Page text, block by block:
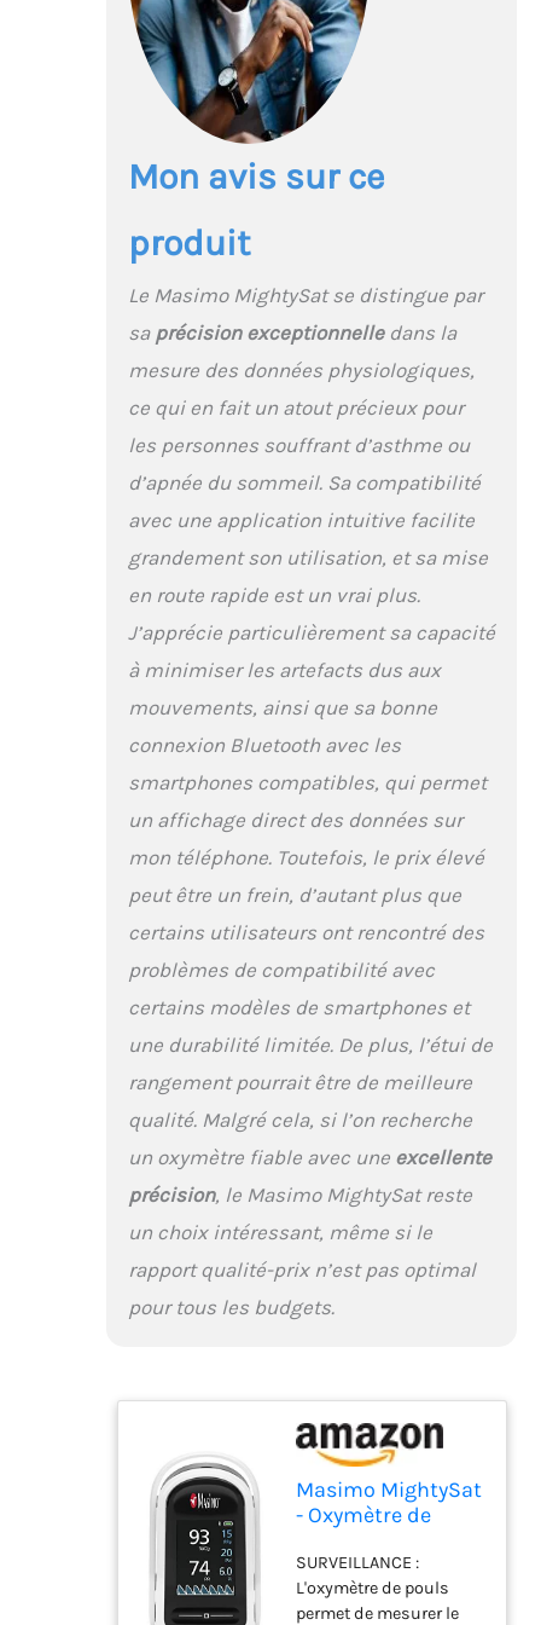
votre état de santé
FONCTION : en
absorbant la lumière
sur votre doigt, il
mesure vos principales
en les envoyant via
TECHNOLOGIE :
technologie de qualité
SET), qui permet de
mesurer avec précision
le sang et le pouls,
même en mouvement
l'oxymètre de pouls du
bout du doigt
MightySat vous permet
de mesurer vos valeurs
physiologiques à tout
moment de la journée
pratique
Mon avis sur ce
produit
Le Masimo MightySat se distingue par
sa précision exceptionnelledans la
mesure des données physiologiques,
ce qui en fait un atout précieux pour
les personnes souffrant d’asthme ou
d’apnée du sommeil. Sa compatibilité
avec une application intuitive facilite
grandement son utilisation, et sa mise
en route rapide est un vrai plus.
J’apprécie particulièrement sa capacité
à minimiser les artefacts dus aux
mouvements, ainsi que sa bonne
connexion Bluetooth avec les
smartphones compatibles, qui permet
un affichage direct des données sur
mon téléphone. Toutefois, le prix élevé
peut être un frein, d’autant plus que
certains utilisateurs ont rencontré des
problèmes de compatibilité avec
certains modèles de smartphones et
une durabilité limitée. De plus, l’étui de
rangement pourrait être de meilleure
qualité. Malgré cela, si l’on recherche
un oxymètre fiable avec une excellente
précision, le Masimo MightySat reste
un choix intéressant, même si le
rapport qualité-prix n’est pas optimal
pour tous les budgets.
Masimo MightySat
- Oxymètre de
enregistre les
données
physiologiques, la
SURVEILLANCE :
L'oxymètre de pouls
permet de mesurer le